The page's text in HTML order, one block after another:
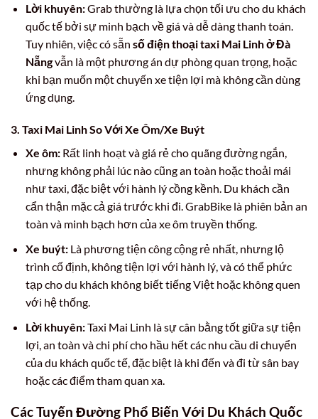
Lời khuyên:Grab thường là lựa chọn tối ưu cho du khách
quốc tế bởi sự minh bạch về giá và dễ dàng thanh toán.
Tuy nhiên, việc có sẵn số điện thoại taxi Mai Linh ở Đà
Nẵngvẫn là một phương án dự phòng quan trọng, hoặc
khi bạn muốn một chuyến xe tiện lợi mà không cần dùng
ứng dụng.
3. Taxi Mai Linh So Với Xe Ôm/Xe Buýt
Xe ôm:Rất linh hoạt và giá rẻ cho quãng đường ngắn,
nhưng không phải lúc nào cũng an toàn hoặc thoải mái
như taxi, đặc biệt với hành lý cồng kềnh. Du khách cần
cẩn thận mặc cả giá trước khi đi. GrabBike là phiên bản an
toàn và minh bạch hơn của xe ôm truyền thống.
Xe buýt:Là phương tiện công cộng rẻ nhất, nhưng lộ
trình cố định, không tiện lợi với hành lý, và có thể phức
tạp cho du khách không biết tiếng Việt hoặc không quen
với hệ thống.
Lời khuyên:Taxi Mai Linh là sự cân bằng tốt giữa sự tiện
lợi, an toàn và chi phí cho hầu hết các nhu cầu di chuyển
của du khách quốc tế, đặc biệt là khi đến và đi từ sân bay
hoặc các điểm tham quan xa.
Các Tuyến Đường Phổ Biến Với Du Khách Quốc